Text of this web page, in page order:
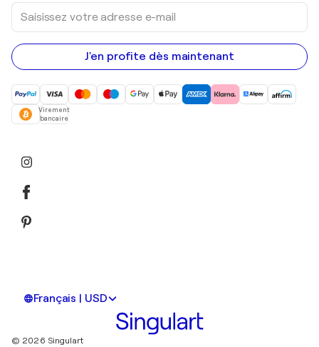
Saisissez
votre
adresse
e-
mail
J'en profite dès maintenant
Virement
bancaire
Français | USD
© 2026 Singulart